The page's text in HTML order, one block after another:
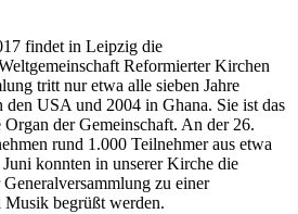
findet in Leipzig die
Reformierter Kirchen
tritt nur etwa alle sieben Jahre
den USA und 2004 in Ghana. Sie ist das
Organ der Gemeinschaft. An der 26.
rund 1.000 Teilnehmer aus etwa
konnten in unserer Kirche die
zu einer
begrüßt werden.